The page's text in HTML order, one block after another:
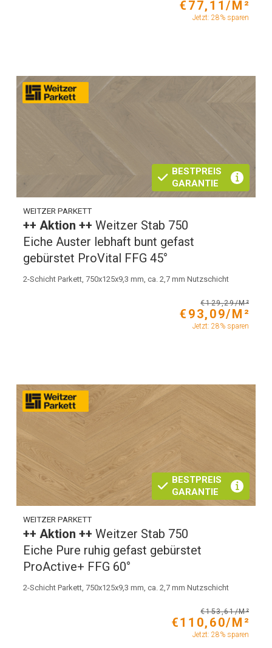
€77,11/M²
Jetzt: 28% sparen
BESTPREIS
GARANTIE
WEITZER PARKETT
++ Aktion ++Weitzer Stab 750
Eiche Auster lebhaft bunt gefast
gebürstet ProVital FFG 45°
2-Schicht Parkett, 750x125x9,3 mm, ca. 2,7 mm Nutzschicht
€129,29/M²
€93,09/M²
Jetzt: 28% sparen
BESTPREIS
GARANTIE
WEITZER PARKETT
++ Aktion ++Weitzer Stab 750
Eiche Pure ruhig gefast gebürstet
ProActive+ FFG 60°
2-Schicht Parkett, 750x125x9,3 mm, ca. 2,7 mm Nutzschicht
€153,61/M²
€110,60/M²
Jetzt: 28% sparen